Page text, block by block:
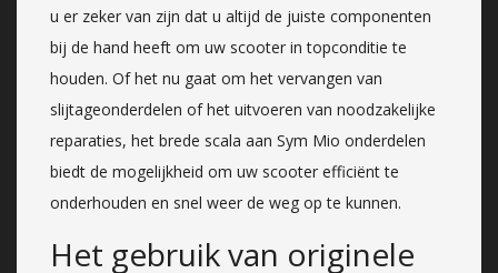
u er zeker van zijn dat u altijd de juiste componenten
bij de hand heeft om uw scooter in topconditie te
houden. Of het nu gaat om het vervangen van
slijtageonderdelen of het uitvoeren van noodzakelijke
reparaties, het brede scala aan Sym Mio onderdelen
biedt de mogelijkheid om uw scooter efficiënt te
onderhouden en snel weer de weg op te kunnen.
Het gebruik van originele